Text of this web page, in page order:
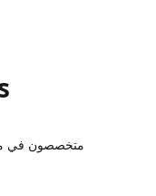
متخصصون في